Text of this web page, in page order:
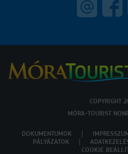
COPYRIGHT
MÓRA-TOURIST
DOKUMENTUMOK
PÁLYÁZATOK
COOKIE